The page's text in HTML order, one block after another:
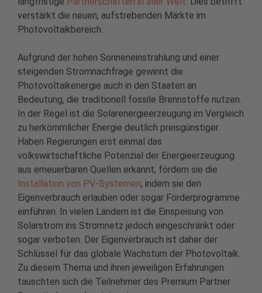
verstärkt die neuen, aufstrebenden Märkte im
Photovoltaikbereich.
Aufgrund der hohen Sonneneinstrahlung und einer
steigenden Stromnachfrage gewinnt die
Photovoltaikenergie auch in den Staaten an
Bedeutung, die traditionell fossile Brennstoffe nutzen.
In der Regel ist die Solarenergieerzeugung im Vergleich
zu herkömmlicher Energie deutlich preisgünstiger.
Haben Regierungen erst einmal das
volkswirtschaftliche Potenzial der Energieerzeugung
aus erneuerbaren Quellen erkannt, fördern sie die
Installation von PV-Systemen, indem sie den
Eigenverbrauch erlauben oder sogar Förderprogramme
einführen. In vielen Ländern ist die Einspeisung von
Solarstrom ins Stromnetz jedoch eingeschränkt oder
sogar verboten. Der Eigenverbrauch ist daher der
Schlüssel für das globale Wachstum der Photovoltaik.
Zu diesem Thema und ihren jeweiligen Erfahrungen
tauschten sich die Teilnehmer des Premium Partner